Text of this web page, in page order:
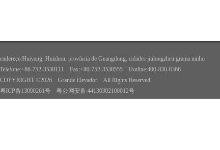
endereço:Huiyang, Huizhou, província de Guangdong, cidades jiulongzhen grama ninho
Telefone:+86-752-3538111 Fax:+86-752-3538555 Hotline:400-830-8366
COPYRIGHT ©2026 Grande Elevador All Rights Reserved.
粤ICP备13090261号
粤公网安备 44130302100012号